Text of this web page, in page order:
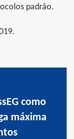
padrão.
como
máxima